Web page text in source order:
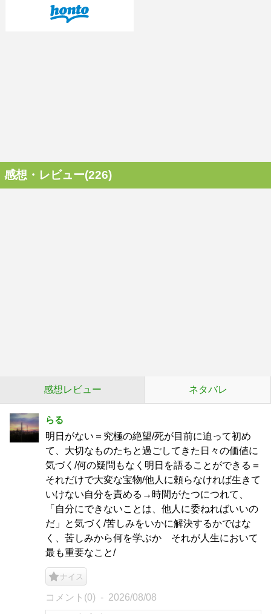
感想・レビュー(226)
感想レビュー ネタバレ
らる
明日がない＝究極の絶望/死が目前に迫って初め
て、大切なものたちと過ごしてきた日々の価値に
気づく/何の疑問もなく明日を語ることができる＝
それだけで大変な宝物/他人に頼らなければ生きて
いけない自分を責める→時間がたつにつれて、
「自分にできないことは、他人に委ねればいいの
だ」と気づく/苦しみをいかに解決するかではな
く、苦しみから何を学ぶか それが人生において
最も重要なこと/
ナイス
コメント(0) 2026/08/08